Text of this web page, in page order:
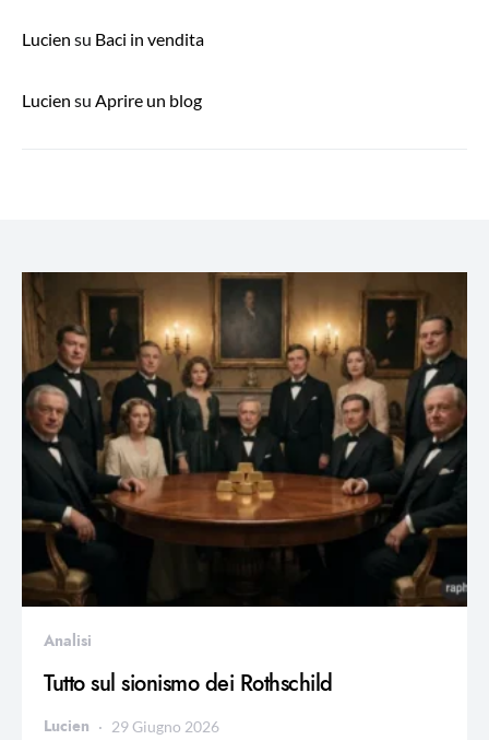
Lucien su Baci in vendita
Lucien su Aprire un blog
Analisi
Tutto sul sionismo dei Rothschild
Lucien 29 Giugno 2026